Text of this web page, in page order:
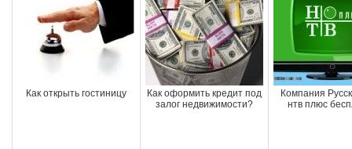
Как открыть гостиницу
Как оформить кредит под
залог недвижимости?
Компания
нтв плюс